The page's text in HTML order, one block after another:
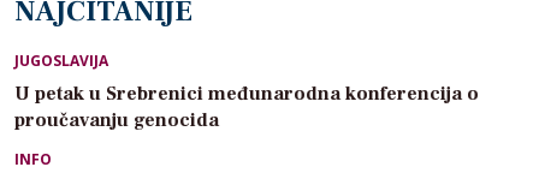
NAJČITANIJE
JUGOSLAVIJA
U petak u Srebrenici međunarodna konferencija o
proučavanju genocida
INFO